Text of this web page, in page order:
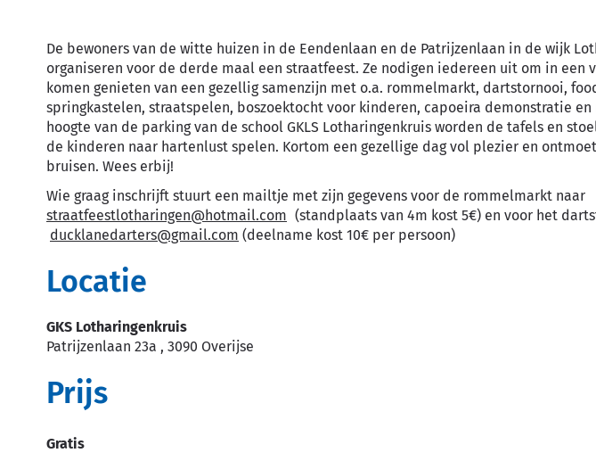
De bewoners van de witte huizen in de Eendenlaan en de Patrijzenlaan in de wijk
organiseren voor de derde maal een straatfeest. Ze nodigen iedereen uit om in een
komen genieten van een gezellig samenzijn met o.a. rommelmarkt, dartstornooi,
springkastelen, straatspelen, boszoektocht voor kinderen, capoeira demonstratie en
hoogte van de parking van de school GKLS Lotharingenkruis worden de tafels en
de kinderen naar hartenlust spelen. Kortom een gezellige dag vol plezier en
bruisen. Wees erbij!
Wie graag inschrijft stuurt een mailtje met zijn gegevens voor de rommelmarkt naar
straatfeestlotharingen@hotmail.com (standplaats van 4m kost 5€) en voor het
ducklanedarters@gmail.com (deelname kost 10€ per persoon)
Locatie
GKS Lotharingenkruis
Patrijzenlaan 23a , 3090 Overijse
Prijs
gratis